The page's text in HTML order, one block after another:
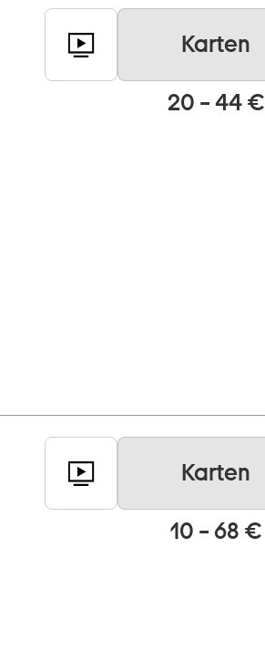
Karten
20 – 44 €
Karten
10 – 68 €